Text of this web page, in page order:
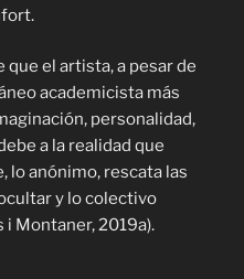
el artista, a pesar de
academicista más
personalidad,
a la realidad que
lo anónimo, rescata las
y lo colectivo
i Montaner, 2019a).